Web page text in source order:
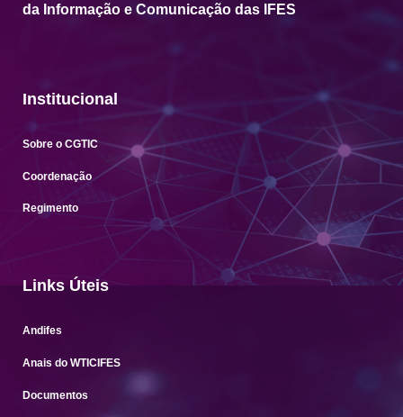
da Informação e Comunicação das IFES
Institucional
Sobre o CGTIC
Coordenação
Regimento
Links Úteis
Andifes
Anais do WTICIFES
Documentos